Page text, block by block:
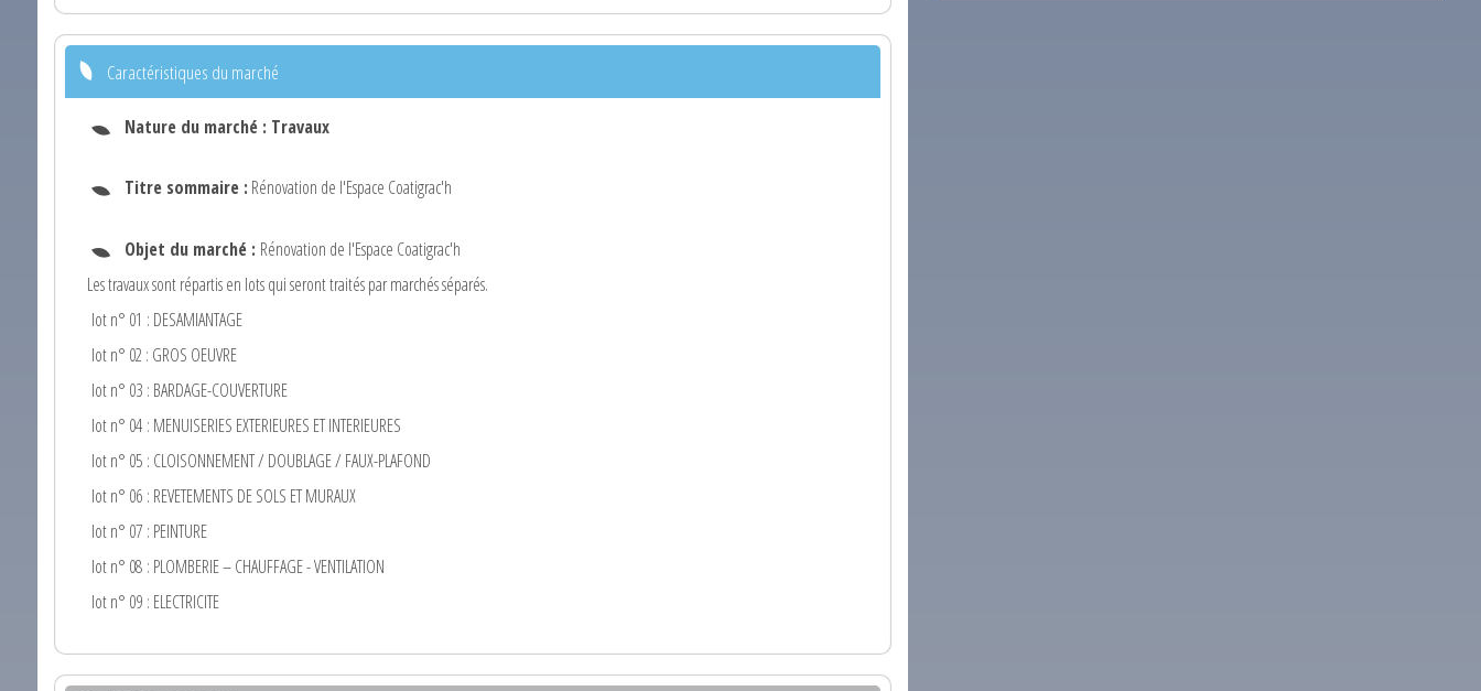
Caractéristiques du marché
Nature du marché : Travaux
Titre sommaire : Rénovation de l'Espace Coatigrac'h
Objet du marché : Rénovation de l'Espace Coatigrac'h
Les travaux sont répartis en lots qui seront traités par marchés séparés.
lot n° 01 : DESAMIANTAGE
lot n° 02 : GROS OEUVRE
lot n° 03 : BARDAGE-COUVERTURE
lot n° 04 : MENUISERIES EXTERIEURES ET INTERIEURES
lot n° 05 : CLOISONNEMENT / DOUBLAGE / FAUX-PLAFOND
lot n° 06 : REVETEMENTS DE SOLS ET MURAUX
lot n° 07 : PEINTURE
lot n° 08 : PLOMBERIE – CHAUFFAGE - VENTILATION
lot n° 09 : ELECTRICITE